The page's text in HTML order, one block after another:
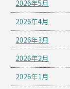
2026年5月
2026年4月
2026年3月
2026年2月
2026年1月